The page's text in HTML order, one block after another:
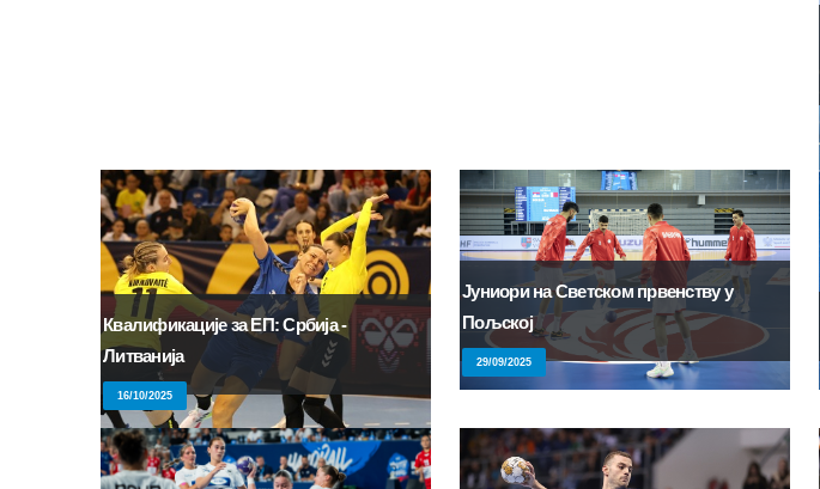
Квалификације за ЕП: Србија -
Литванија
16/10/2025
Јуниори на Светском првенству у
Пољској
29/09/2025